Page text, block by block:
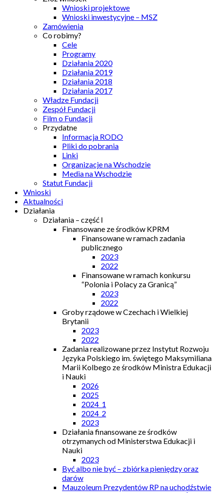
Wnioski projektowe
Wnioski inwestycyjne – MSZ
Zamówienia
Co robimy?
Cele
Programy
Działania 2020
Działania 2019
Działania 2018
Działania 2017
Władze Fundacji
Zespół Fundacji
Film o Fundacji
Przydatne
Informacja RODO
Pliki do pobrania
Linki
Organizacje na Wschodzie
Media na Wschodzie
Statut Fundacji
Wnioski
Aktualności
Działania
Działania – część I
Finansowane ze środków KPRM
Finansowane w ramach zadania
publicznego
2023
2022
Finansowane w ramach konkursu
“Polonia i Polacy za Granicą”
2023
2022
Groby rządowe w Czechach i Wielkiej
Brytanii
2023
2022
Zadania realizowane przez Instytut Rozwoju
Języka Polskiego im. świętego Maksymiliana
Marii Kolbego ze środków Ministra Edukacji
i Nauki
2026
2025
2024_1
2024_2
2023
Działania finansowane ze środków
otrzymanych od Ministerstwa Edukacji i
Nauki
2023
Być albo nie być – zbiórka pieniędzy oraz
darów
Mauzoleum Prezydentów RP na uchodźstwie